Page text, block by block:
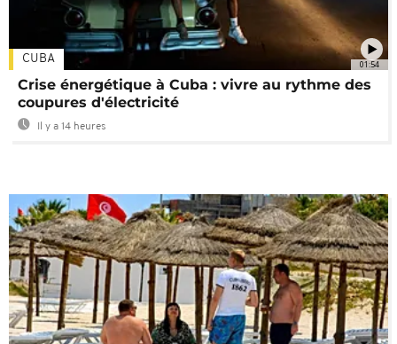
01:54
CUBA
Crise énergétique à Cuba : vivre au rythme des
coupures d'électricité
Il y a 14 heures